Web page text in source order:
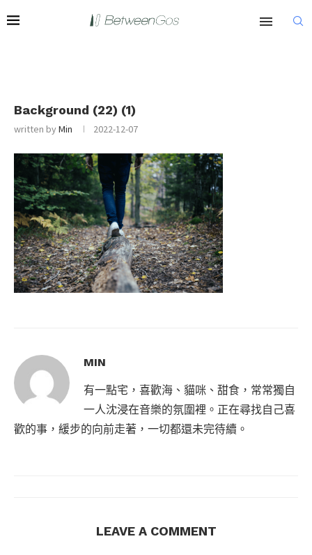
Background (22) (1)
written byMin 2022-12-07
MIN
有一點宅，喜歡海、貓咪、甜食，常常獨自
一人沈浸在音樂的氛圍裡。正在尋找自己喜
歡的事，緩步的向前走著，一切都還未完待續。
LEAVE A COMMENT